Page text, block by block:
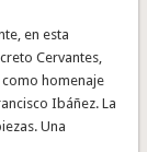
en esta
Cervantes,
como homenaje
Ibáñez. La
Una